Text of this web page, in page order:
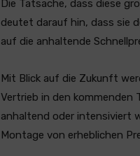
Die Tatsache, dass diese
deutet darauf hin, dass sie
auf die anhaltende
Mit Blick auf die Zukunft
Vertrieb in den kommenden
anhaltend oder intensiviert
Montage von erheblichen